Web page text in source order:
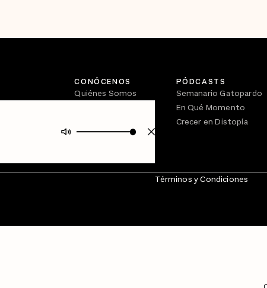
CONÓCENOS
Quiénes Somos
PÓDCASTS
Semanario Gatopardo
En Qué Momento
Crecer en Distopía
Términos y Condiciones